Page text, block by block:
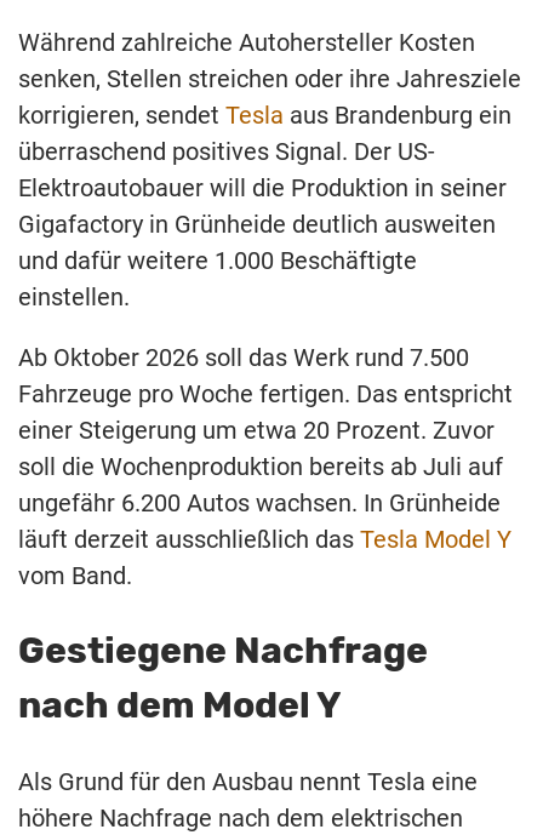
Während zahlreiche Autohersteller Kosten
senken, Stellen streichen oder ihre Jahresziele
korrigieren, sendet Tesla aus Brandenburg ein
überraschend positives Signal. Der US-
Elektroautobauer will die Produktion in seiner
Gigafactory in Grünheide deutlich ausweiten
und dafür weitere 1.000 Beschäftigte
einstellen.
Ab Oktober 2026 soll das Werk rund 7.500
Fahrzeuge pro Woche fertigen. Das entspricht
einer Steigerung um etwa 20 Prozent. Zuvor
soll die Wochenproduktion bereits ab Juli auf
ungefähr 6.200 Autos wachsen. In Grünheide
läuft derzeit ausschließlich das Tesla Model Y
vom Band.
Gestiegene Nachfrage
nach dem Model Y
Als Grund für den Ausbau nennt Tesla eine
höhere Nachfrage nach dem elektrischen